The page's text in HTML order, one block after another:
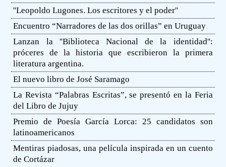
''Leopoldo Lugones. Los escritores y el poder''
Encuentro “Narradores de las dos orillas” en Uruguay
Lanzan la ''Biblioteca Nacional de la identidad'':
próceres de la historia que escribieron la primera
literatura argentina.
El nuevo libro de José Saramago
La Revista “Palabras Escritas”, se presentó en la Feria
del Libro de Jujuy
Premio de Poesía García Lorca: 25 candidatos son
latinoamericanos
Mentiras piadosas, una película inspirada en un cuento
de Cortázar